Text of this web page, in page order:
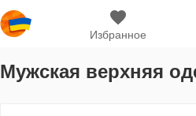
Избранное
Мужская верхняя